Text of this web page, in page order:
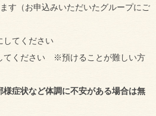
す（お申込みいただいたグループにご
してください
てください ※預けることが難しい方
様症状など体調に不安がある場合は無